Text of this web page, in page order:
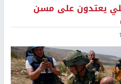
يعتدون على مسن